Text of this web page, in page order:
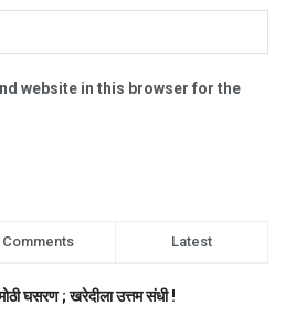
website in this browser for the
Comments Latest
मोठी घसरण ; खरेदीला उत्तम संधी !